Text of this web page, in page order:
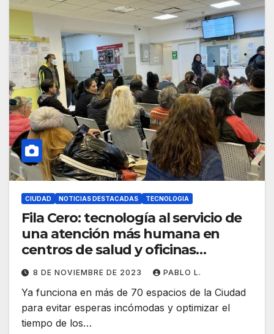
CIUDAD NOTICIAS DESTACADAS TECNOLOGIA
Fila Cero: tecnología al servicio de
una atención más humana en
centros de salud y oficinas
públicas
8 DE NOVIEMBRE DE 2023 PABLO L.
Ya funciona en más de 70 espacios de la Ciudad
para evitar esperas incómodas y optimizar el
tiempo de los…